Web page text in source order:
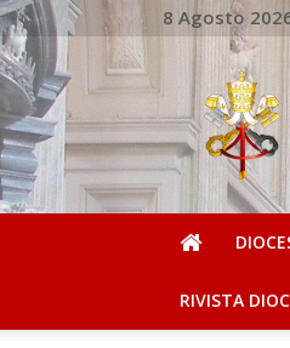
8 Agosto
DIOCESI
DI
ROMA
RIVISTA